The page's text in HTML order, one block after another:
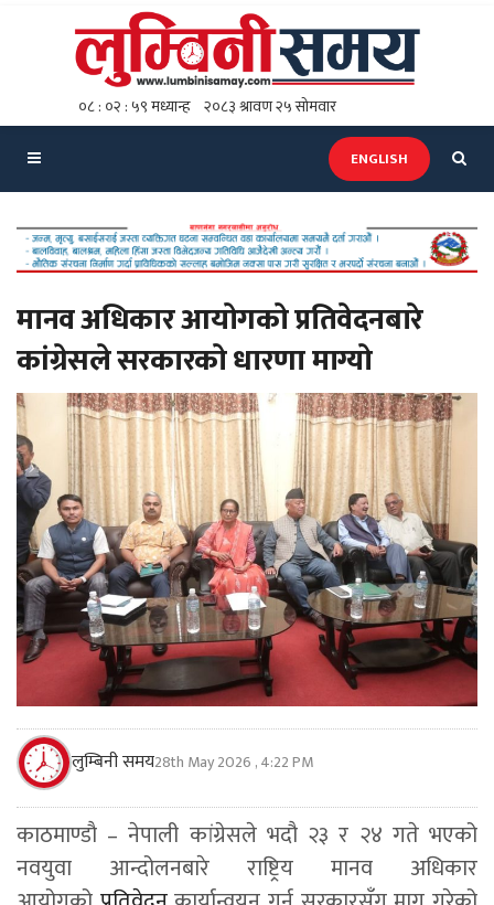
ENGLISH
मानव अधिकार आयाेगकाे प्रतिवेदनबारे
कांग्रेसले सरकारकाे धारणा माग्याे
लुम्बिनी समय28th May 2026 , 4:22 PM
काठमाण्डाै – नेपाली कांग्रेसले भदौ २३ र २४ गते भएको
नवयुवा आन्दोलनबारे राष्ट्रिय मानव अधिकार